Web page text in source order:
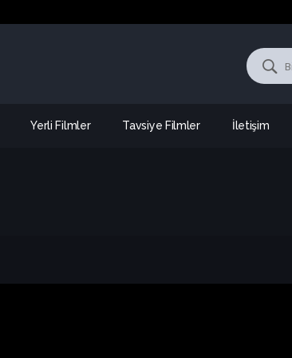
Yerli Filmler Tavsiye Filmler İletişim